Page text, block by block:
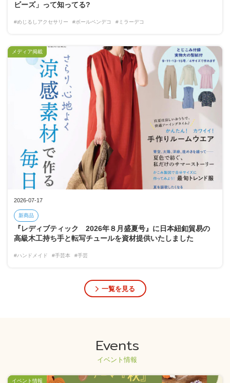
ビーズ」って知ってる?
#めじるしアクセサリー #ボールペンデコ #ミラーデコ
2026-07-17
新商品
『レディブティック 2026年８月盛夏号』に日本紐釦貿易の
高級木工持ち手と転写チュールを資材提供いたしました
#ハンドメイド #手芸本 #手芸
メディア掲載
一覧を見る
Events
イベント情報
イベント情報